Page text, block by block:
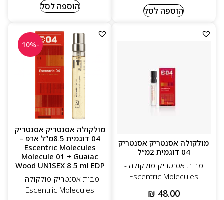
הוספה לסל הוספה לסל
מולקולה אסנטריק אסנטריק
04 דוגמית 2מ”ל
מבית אסנטריק מולקולה -
Escentric Molecules
₪ 48.00
-10%
מולקולה אסנטריק אסנטריק
04 דוגמית 8.5מ”ל אדפ –
Escentric Molecules
Molecule 01 + Guaiac
Wood UNISEX 8.5 ml EDP
מבית אסנטריק מולקולה -
Escentric Molecules